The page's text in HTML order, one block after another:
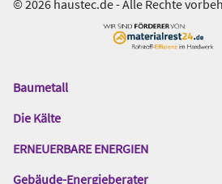
© 2026 haustec.de - Alle Rechte
Das
Gentner
Baumetall
Die Kälte
ERNEUERBARE ENERGIEN
Gebäude-Energieberater